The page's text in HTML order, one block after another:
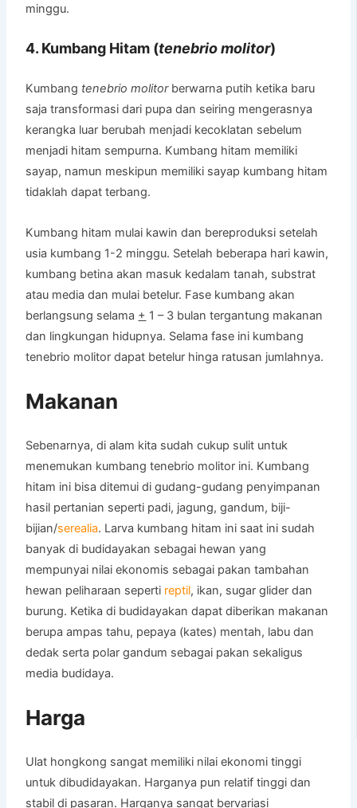
minggu.
4. Kumbang Hitam (tenebrio molitor)
Kumbang tenebrio molitor berwarna putih ketika baru
saja transformasi dari pupa dan seiring mengerasnya
kerangka luar berubah menjadi kecoklatan sebelum
menjadi hitam sempurna. Kumbang hitam memiliki
sayap, namun meskipun memiliki sayap kumbang hitam
tidaklah dapat terbang.
Kumbang hitam mulai kawin dan bereproduksi setelah
usia kumbang 1-2 minggu. Setelah beberapa hari kawin,
kumbang betina akan masuk kedalam tanah, substrat
atau media dan mulai betelur. Fase kumbang akan
berlangsung selama + 1 – 3 bulan tergantung makanan
dan lingkungan hidupnya. Selama fase ini kumbang
tenebrio molitor dapat betelur hinga ratusan jumlahnya.
Makanan
Sebenarnya, di alam kita sudah cukup sulit untuk
menemukan kumbang tenebrio molitor ini. Kumbang
hitam ini bisa ditemui di gudang-gudang penyimpanan
hasil pertanian seperti padi, jagung, gandum, biji-
bijian/serealia. Larva kumbang hitam ini saat ini sudah
banyak di budidayakan sebagai hewan yang
mempunyai nilai ekonomis sebagai pakan tambahan
hewan peliharaan seperti reptil, ikan, sugar glider dan
burung. Ketika di budidayakan dapat diberikan makanan
berupa ampas tahu, pepaya (kates) mentah, labu dan
dedak serta polar gandum sebagai pakan sekaligus
media budidaya.
Harga
Ulat hongkong sangat memiliki nilai ekonomi tinggi
untuk dibudidayakan. Harganya pun relatif tinggi dan
stabil di pasaran. Harganya sangat bervariasi